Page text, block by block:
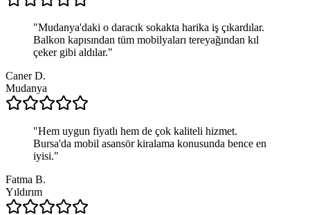
"Mudanya'daki o daracık sokakta harika iş çıkardılar.
Balkon kapısından tüm mobilyaları tereyağından kıl
çeker gibi aldılar."
Caner D.
Mudanya
"Hem uygun fiyatlı hem de çok kaliteli hizmet.
Bursa'da mobil asansör kiralama konusunda bence en
iyisi."
Fatma B.
Yıldırım